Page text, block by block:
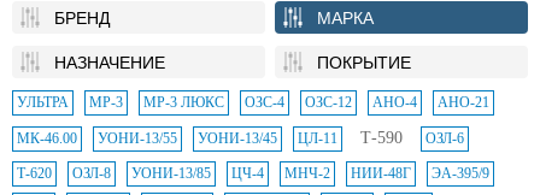
БРЕНД МАРКА
НАЗНАЧЕНИЕ ПОКРЫТИЕ
УЛЬТРА МР-3 МР-3 ЛЮКС ОЗС-4 ОЗС-12 АНО-4 АНО-21
МК-46.00 УОНИ-13/55 УОНИ-13/45 ЦЛ-11 Т-590 ОЗЛ-6
Т-620 ОЗЛ-8 УОНИ-13/85 ЦЧ-4 МНЧ-2 НИИ-48Г
ЭА-395/9